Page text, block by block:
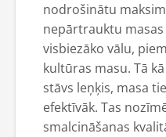
nodrošinātu
nepārtrauktu
visbiezāko vālu,
kultūras masu. Tā
stāvs leņķis, masa
efektīvāk. Tas
smalcināšanas